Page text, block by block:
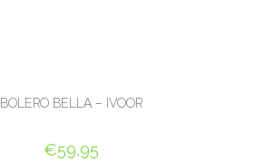
BOLERO BELLA – IVOOR
€59,95